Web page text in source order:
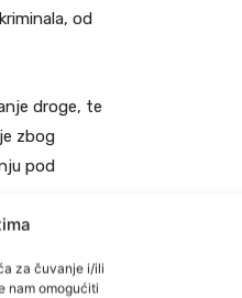
za čuvanje i/ili
nam omogućiti
od
droge, te
zbog
pod
je Omar
i